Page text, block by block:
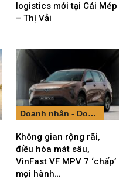
logistics mới tại Cái Mép
– Thị Vải
Doanh nhân - Doanh nghiệp
Không gian rộng rãi,
điều hòa mát sâu,
VinFast VF MPV 7 ‘chấp’
mọi hành…